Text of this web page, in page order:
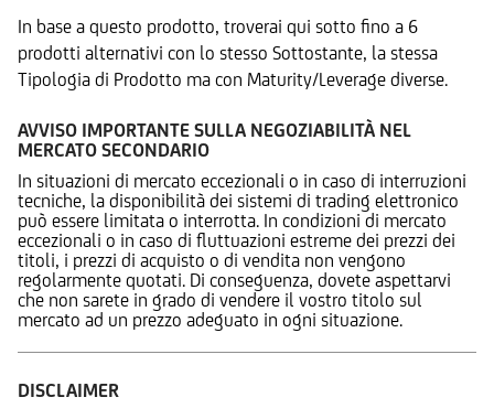
In base a questo prodotto, troverai qui sotto fino a 6
prodotti alternativi con lo stesso Sottostante, la stessa
Tipologia di Prodotto ma con Maturity/Leverage diverse.
AVVISO IMPORTANTE SULLA NEGOZIABILITÀ NEL
MERCATO SECONDARIO
In situazioni di mercato eccezionali o in caso di interruzioni
tecniche, la disponibilità dei sistemi di trading elettronico
può essere limitata o interrotta. In condizioni di mercato
eccezionali o in caso di fluttuazioni estreme dei prezzi dei
titoli, i prezzi di acquisto o di vendita non vengono
regolarmente quotati. Di conseguenza, dovete aspettarvi
che non sarete in grado di vendere il vostro titolo sul
mercato ad un prezzo adeguato in ogni situazione.
DISCLAIMER